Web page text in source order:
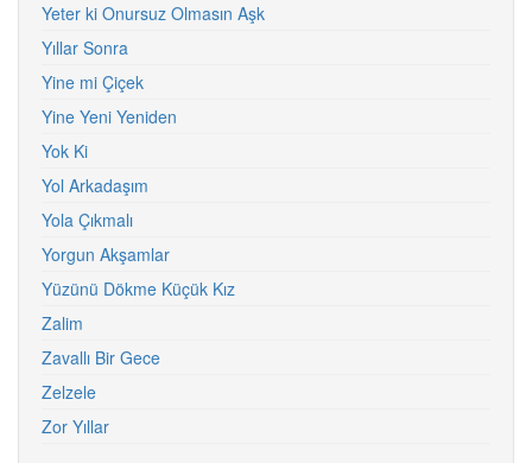
Yeter ki Onursuz Olmasın Aşk
Yıllar Sonra
Yine mi Çiçek
Yine Yeni Yeniden
Yok Ki
Yol Arkadaşım
Yola Çıkmalı
Yorgun Akşamlar
Yüzünü Dökme Küçük Kız
Zalim
Zavallı Bir Gece
Zelzele
Zor Yıllar